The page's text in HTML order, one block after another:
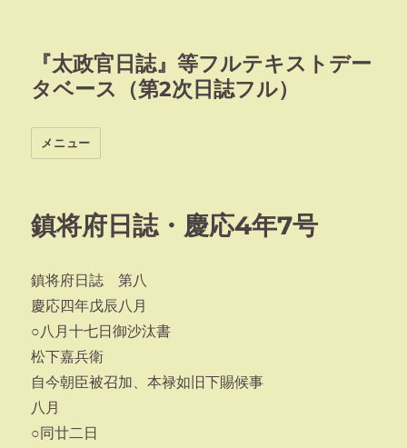
『太政官日誌』等フルテキストデー
タベース（第2次日誌フル）
メニュー
鎮将府日誌・慶応4年7号
鎮将府日誌 第八
慶応四年戊辰八月
○八月十七日御沙汰書
松下嘉兵衛
自今朝臣被召加、本禄如旧下賜候事
八月
○同廿二日